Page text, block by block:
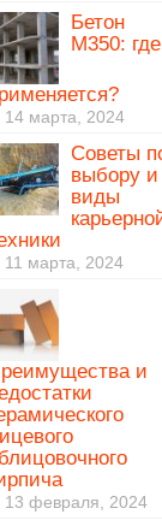
Бетон
М350: где
14 марта, 2024
Советы
выбору и
виды
11 марта, 2024
и
13 февраля, 2024